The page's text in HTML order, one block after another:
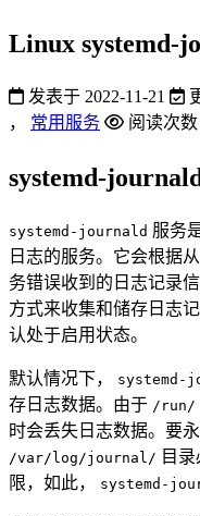
Linux systemd-
发表于 2022-11-21
， 常用服务 阅读次数
systemd-
systemd-journald 服务
日志的服务。它会根据
务错误收到的日志记录
方式来收集和储存日志
认处于启用状态。
默认情况下， systemd-
存日志数据。由于 /run/
时会丢失日志数据。要
/var/log/journal/ 目
限，如此，
systemd-